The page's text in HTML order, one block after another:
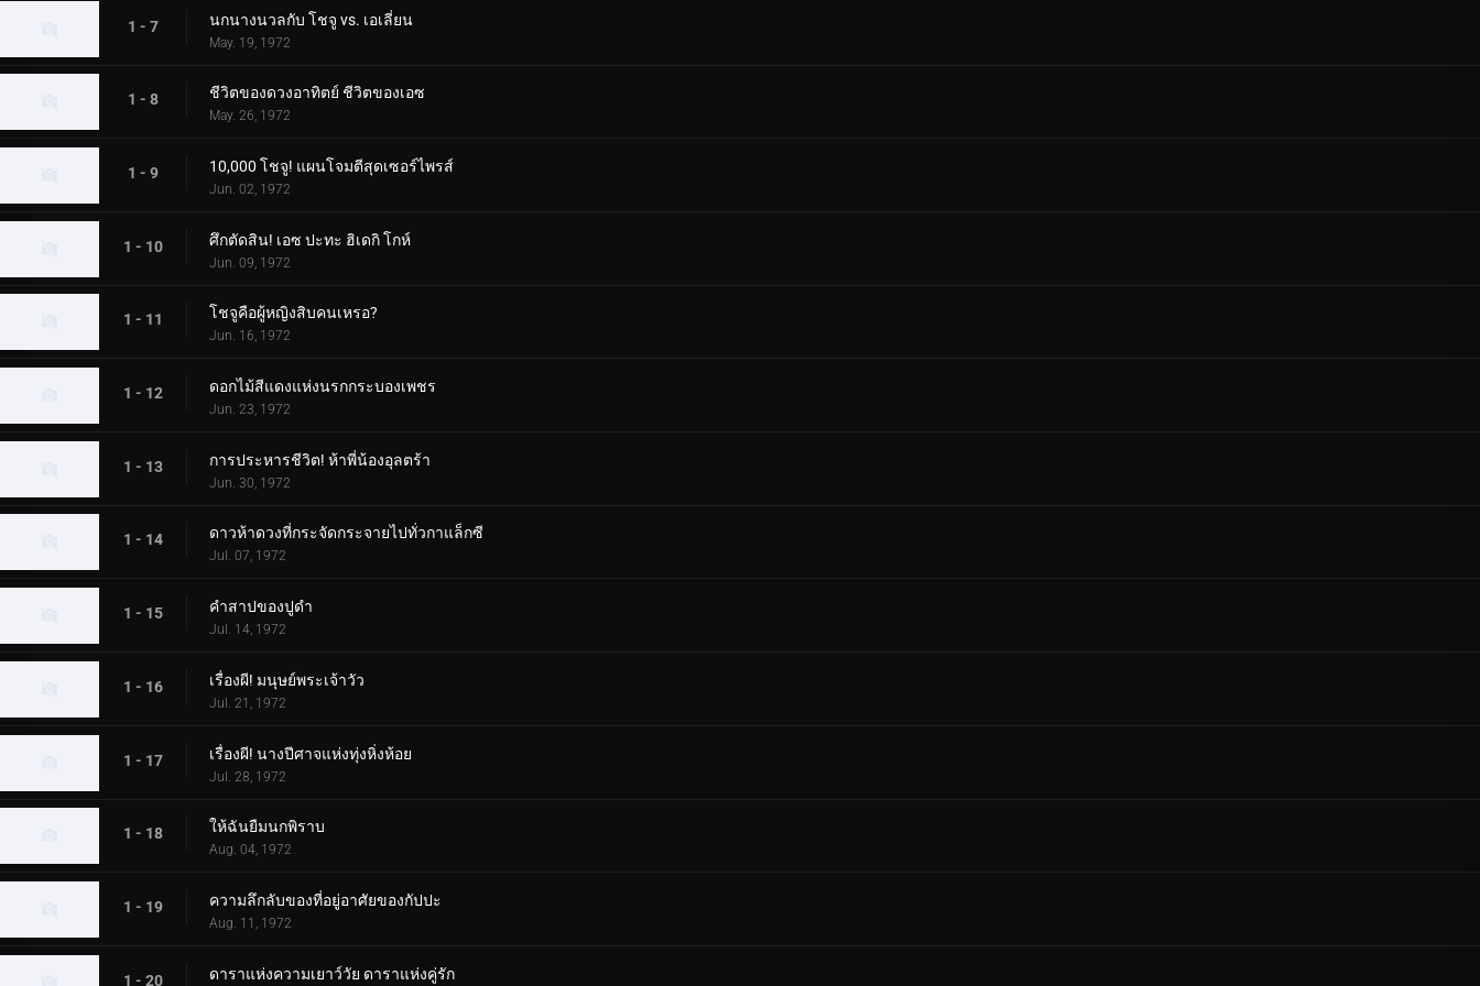
1 - 7 นกนางนวลกับ โชจู vs. เอเลี่ยน
May. 19, 1972
1 - 8 ชีวิตของดวงอาทิตย์ ชีวิตของเอซ
May. 26, 1972
1 - 9 10,000 โชจู! แผนโจมตีสุดเซอร์ไพรส์
Jun. 02, 1972
1 - 10 ศึกตัดสิน! เอซ ปะทะ ฮิเดกิ โกห์
Jun. 09, 1972
1 - 11 โชจูคือผู้หญิงสิบคนเหรอ?
Jun. 16, 1972
1 - 12 ดอกไม้สีแดงแห่งนรกกระบองเพชร
Jun. 23, 1972
1 - 13 การประหารชีวิต! ห้าพี่น้องอุลตร้า
Jun. 30, 1972
1 - 14 ดาวห้าดวงที่กระจัดกระจายไปทั่วกาแล็กซี
Jul. 07, 1972
1 - 15 คำสาปของปูดำ
Jul. 14, 1972
1 - 16 เรื่องผี! มนุษย์พระเจ้าวัว
Jul. 21, 1972
1 - 17 เรื่องผี! นางปีศาจแห่งทุ่งหิ่งห้อย
Jul. 28, 1972
1 - 18 ให้ฉันยืมนกพิราบ
Aug. 04, 1972
1 - 19 ความลึกลับของที่อยู่อาศัยของกัปปะ
Aug. 11, 1972
1 - 20 ดาราแห่งความเยาว์วัย ดาราแห่งคู่รัก